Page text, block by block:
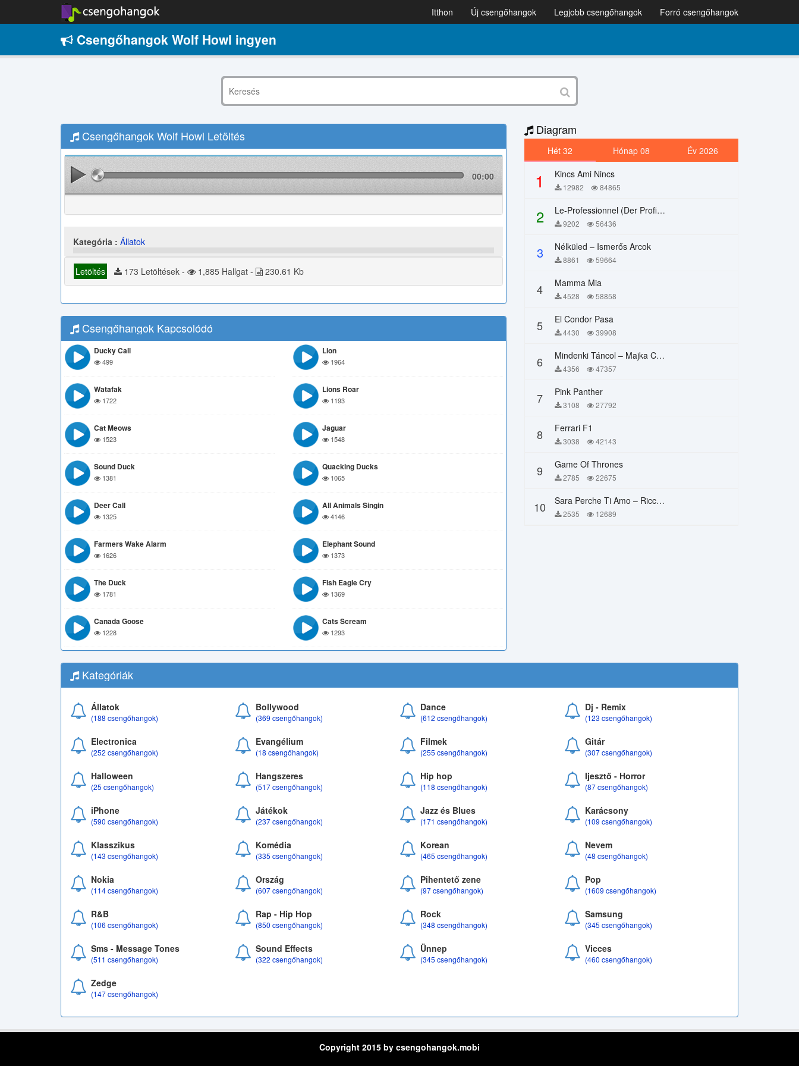
Itthon Új csengőhangok Legjobb csengőhangok Forró csengőhangok
Csengőhangok Wolf Howl ingyen
Csengőhangok Wolf Howl Letöltés
00:00
Kategória : Állatok
Letöltés 173 Letöltések - 1,885 Hallgat - 230.61 Kb
Csengőhangok Kapcsolódó
Ducky Call
499
Lion
1964
Watafak
1722
Lions Roar
1193
Cat Meows
1523
Jaguar
1548
Sound Duck
1381
Quacking Ducks
1065
Deer Call
1325
All Animals Singin
4146
Farmers Wake Alarm
1626
Elephant Sound
1373
The Duck
1781
Fish Eagle Cry
1369
Canada Goose
1228
Cats Scream
1293
Diagram
Hét 32 Hónap 08 Év 2026
1 Kincs Ami Nincs
12982 84865
2 Le-Professionnel (Der Profi) – Chi Mai
9202 56436
3 Nélküled – Ismerős Arcok
8861 59664
4 Mamma Mia
4528 58858
5 El Condor Pasa
4430 39908
6 Mindenki Táncol – Majka Curtis, Péter Majoros
4356 47357
7 Pink Panther
3108 27792
8 Ferrari F1
3038 42143
9 Game Of Thrones
2785 22675
10 Sara Perche Ti Amo – Ricchi E Poveri
2535 12689
Kategóriák
Állatok
(188 csengőhangok)
Bollywood
(369 csengőhangok)
Dance
(612 csengőhangok)
Dj - Remix
(123 csengőhangok)
Electronica
(252 csengőhangok)
Evangélium
(18 csengőhangok)
Filmek
(255 csengőhangok)
Gitár
(307 csengőhangok)
Halloween
(25 csengőhangok)
Hangszeres
(517 csengőhangok)
Hip hop
(118 csengőhangok)
Ijesztő - Horror
(87 csengőhangok)
iPhone
(590 csengőhangok)
Játékok
(237 csengőhangok)
Jazz és Blues
(171 csengőhangok)
Karácsony
(109 csengőhangok)
Klasszikus
(143 csengőhangok)
Komédia
(335 csengőhangok)
Korean
(465 csengőhangok)
Nevem
(48 csengőhangok)
Nokia
(114 csengőhangok)
Ország
(607 csengőhangok)
Pihentető zene
(97 csengőhangok)
Pop
(1609 csengőhangok)
R&B
(106 csengőhangok)
Rap - Hip Hop
(850 csengőhangok)
Rock
(348 csengőhangok)
Samsung
(345 csengőhangok)
Sms - Message Tones
(511 csengőhangok)
Sound Effects
(322 csengőhangok)
Ünnep
(345 csengőhangok)
Vicces
(460 csengőhangok)
Zedge
(147 csengőhangok)
Copyright 2015 by csengohangok.mobi